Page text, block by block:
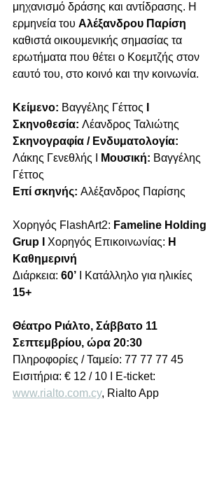
μηχανισμό δράσης και αντίδρασης. Η
ερμηνεία του Αλέξανδρου Παρίση
καθιστά οικουμενικής σημασίας τα
ερωτήματα που θέτει ο Κοεμτζής στον
εαυτό του, στο κοινό και την κοινωνία.
Κείμενο: Βαγγέλης Γέττος
Σκηνοθεσία: Λέανδρος Ταλιώτης
Σκηνογραφία / Ενδυματολογία:
Λάκης Γενεθλής I
Μουσική: Βαγγέλης
Γέττος
Επί σκηνής: Αλέξανδρος Παρίσης
Χορηγός FlashArt2: Fameline Holding
Grup I Χορηγός Επικοινωνίας: Η
Καθημερινή
Διάρκεια: 60’ I Κατάλληλο για ηλικίες
15+
Θέατρο Ριάλτο, Σάββατο 11
Σεπτεμβρίου, ώρα 20:30
Πληροφορίες / Ταμείο: 77 77 77 45
Εισιτήρια: € 12 / 10 I E-ticket:
www.rialto.com.cy